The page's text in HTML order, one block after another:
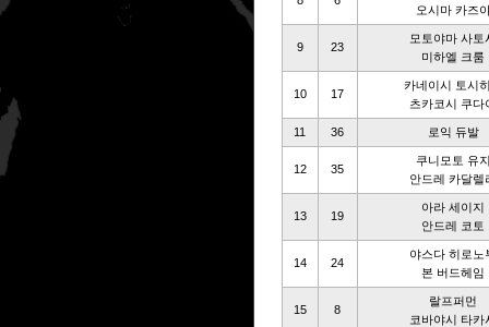
오시마 카즈
9 23
모토야마 사토
미하엘 크룸
10 17
카네이시 토시
츠카코시 쿠다
11 36 로익 듀발
12 35
쿠니모토 유
안드레 카달렐
13 19
아라 세이지
안드레 코토
14 24
야스다 히로노
본 버드헤임
15 8
랄프퍼먼
코바야시 타카